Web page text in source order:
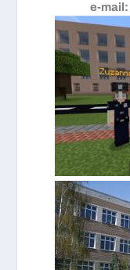
e-mail: